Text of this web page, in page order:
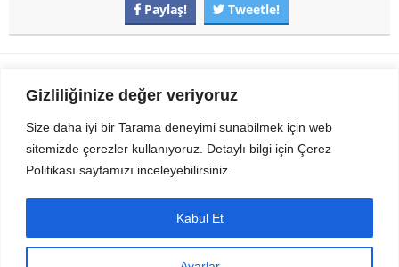
Gizliliğinize değer veriyoruz
Size daha iyi bir Tarama deneyimi sunabilmek için web
sitemizde çerezler kullanıyoruz. Detaylı bilgi için Çerez
Politikası sayfamızı inceleyebilirsiniz.
Kabul Et
Paylaş! Tweetle!
Gezi Seyahat indirvip apk
Sitemizden Son sürüm Program, Android Uygulama, Android Oyun, Apk
Dosyalarını indirip güvenle bilgisayar ve cep telefonlarınızda kullanabilirsiniz.